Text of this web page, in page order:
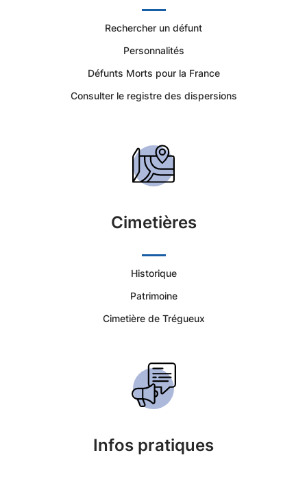
de
Trégueux
-
Citoyen
Ville
de
Trégueux
|
Services
Funéraires
et
Rechercher un défunt
Personnalités
Défunts Morts pour la France
Consulter le registre des dispersions
Cimetières
Historique
Patrimoine
Cimetière de Trégueux
Infos pratiques